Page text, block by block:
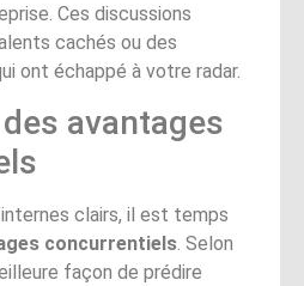
Ces discussions
cachés ou des
ont échappé à votre radar.
avantages
clairs, il est temps
concurrentiels. Selon
façon de prédire